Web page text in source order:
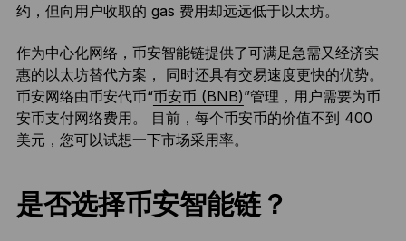
约，但向用户收取的 gas 费用却远远低于以太坊。
作为中心化网络，币安智能链提供了可满足急需又经济实
惠的以太坊替代方案， 同时还具有交易速度更快的优势。
币安网络由币安代币“币安币 (BNB)”管理，用户需要为币
安币支付网络费用。 目前，每个币安币的价值不到 400
美元，您可以试想一下市场采用率。
是否选择币安智能链？